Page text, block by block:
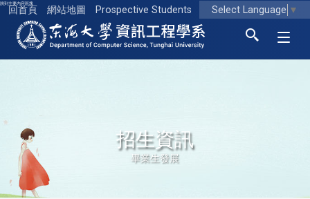
跳到主要內容區塊
回首頁 網站地圖 Prospective Students Select Language ▼
東海大學logo
招生資訊
畢業生發展